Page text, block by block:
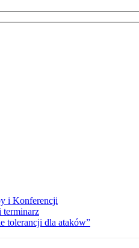
i Konferencji
terminarz
tolerancji dla ataków”